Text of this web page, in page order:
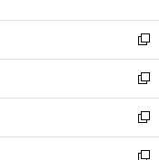
開
く
ウ
で
開
く
ン
ド
ウ
で
開
く
ウ
ィ
ン
ド
ウ
で
開
く
新
し
い
ウ
ィ
ン
新
し
い
ウ
新
し